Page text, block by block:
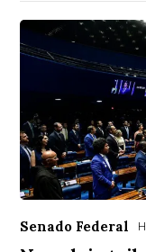
Senado Federal